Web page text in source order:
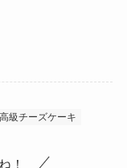
高級チーズケーキ
！